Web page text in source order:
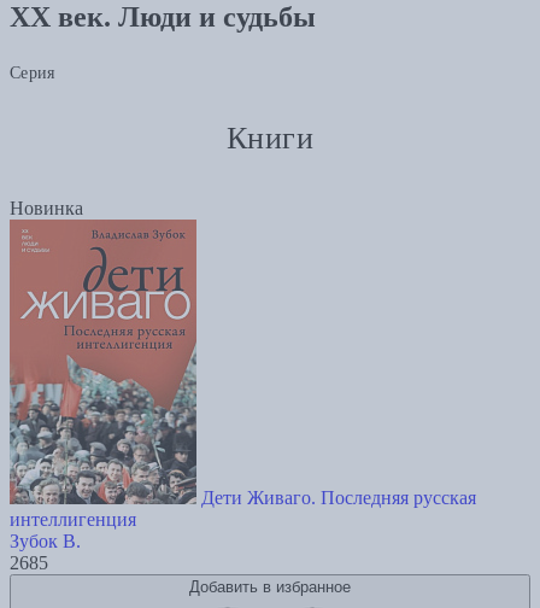
XX век. Люди и судьбы
Серия
Книги
Новинка
Дети Живаго. Последняя русская
интеллигенция
Зубок В.
2685
Добавить в избранное